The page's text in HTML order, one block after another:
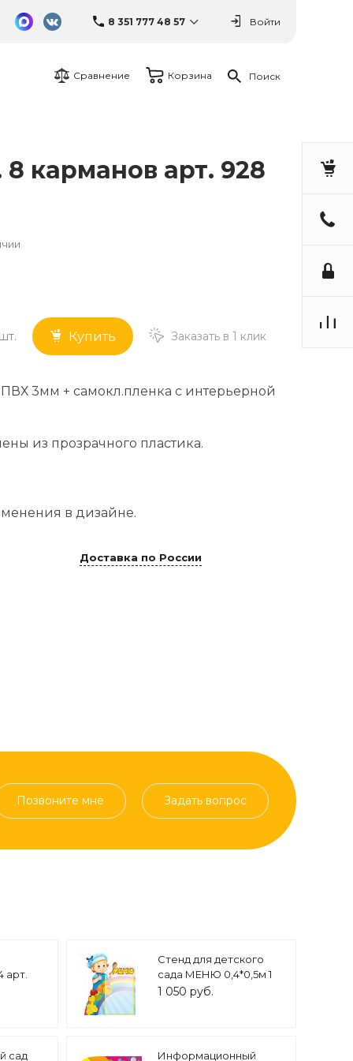
8 351 777 48 57 Войти
Сравнение Корзина Поиск
карманов арт. 928
шт. Купить Заказать в 1 клик
3мм + самокл.пленка с интерьерной
из прозрачного пластика.
в дизайне.
Доставка по России
Позвоните мне Задать вопрос
арт.
Стенд для детского
сада МЕНЮ 0,4*0,5м 1
карман арт. 5886
1 050 руб.
сад
Информационный